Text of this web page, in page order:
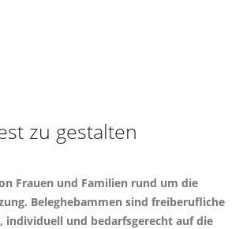
zu gestalten
Frauen und Familien rund um die
Beleghebammen sind freiberufliche
individuell und bedarfsgerecht auf die